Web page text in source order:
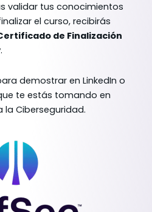
validar tus conocimientos
el curso, recibirás
de Finalización
.
demostrar en LinkedIn o
te estás tomando en
la Ciberseguridad.